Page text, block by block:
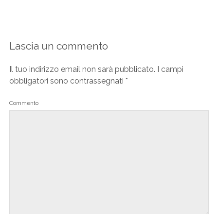
Lascia un commento
Il tuo indirizzo email non sarà pubblicato. I campi
obbligatori sono contrassegnati *
Commento